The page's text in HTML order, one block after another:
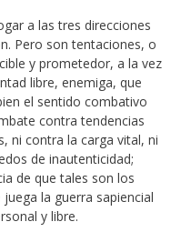
a las tres direcciones
Pero son tentaciones, o
y prometedor, a la vez
libre, enemiga, que
el sentido combativo
contra tendencias
ni contra la carga vital, ni
de inautenticidad;
de que tales son los
la guerra sapiencial
y libre.